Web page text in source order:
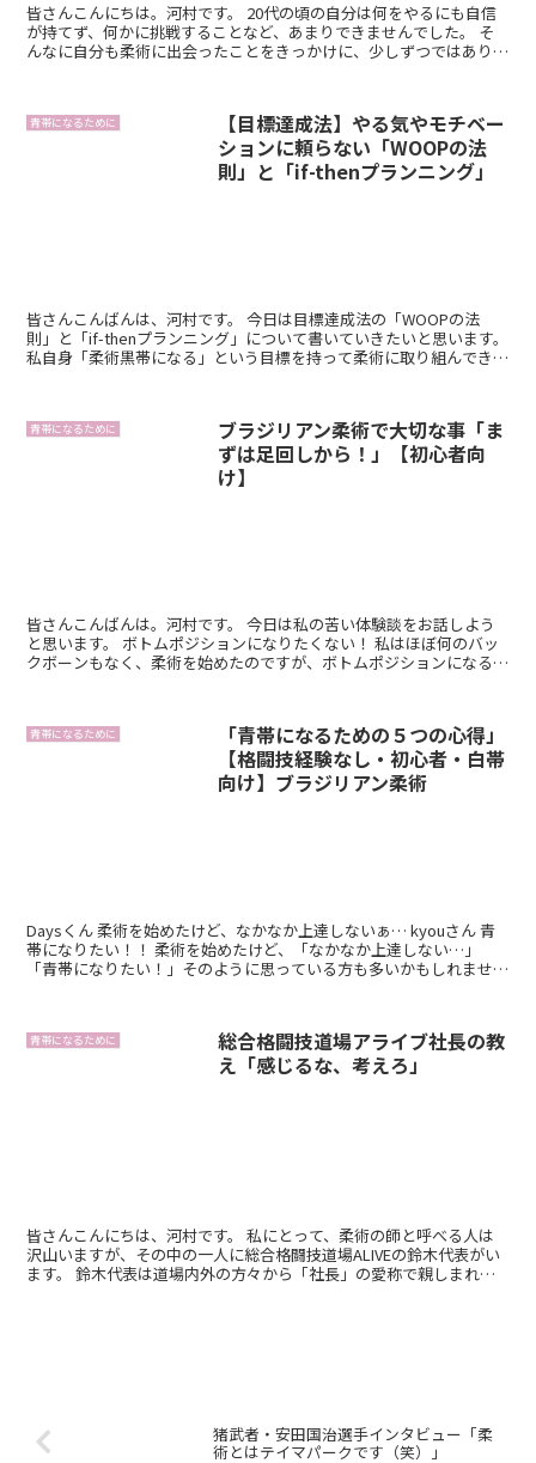
皆さんこんにちは。河村です。 20代の頃の自分は何をやるにも自信
が持てず、何かに挑戦することなど、あまりできませんでした。 そ
んなに自分も柔術に出会ったことをきっかけに、少しずつではありま
青帯になるために
【目標達成法】やる気やモチベー
ションに頼らない「WOOPの法
則」と「if-thenプランニング」
皆さんこんばんは、河村です。 今日は目標達成法の「WOOPの法
則」と「if-thenプランニング」について書いていきたいと思います。
私自身「柔術黒帯になる」という目標を持って柔術に取り組んできま
青帯になるために
ブラジリアン柔術で大切な事「ま
ずは足回しから！」【初心者向
け】
皆さんこんばんは。河村です。 今日は私の苦い体験談をお話しよう
と思います。 ボトムポジションになりたくない！ 私はほぼ何のバッ
クボーンもなく、柔術を始めたのですが、ボトムポジションになると
青帯になるために
「青帯になるための５つの心得」
【格闘技経験なし・初心者・白帯
向け】ブラジリアン柔術
Daysくん 柔術を始めたけど、なかなか上達しないぁ… kyouさん 青
帯になりたい！！ 柔術を始めたけど、「なかなか上達しない…」
「青帯になりたい！」そのように思っている方も多いかもしれませ
青帯になるために
総合格闘技道場アライブ社長の教
え「感じるな、考えろ」
皆さんこんにちは、河村です。 私にとって、柔術の師と呼べる人は
沢山いますが、その中の一人に総合格闘技道場ALIVEの鈴木代表がい
ます。 鈴木代表は道場内外の方々から「社長」の愛称で親しまれて
猪武者・安田国治選手インタビュー「柔
術とはテイマパークです（笑）」